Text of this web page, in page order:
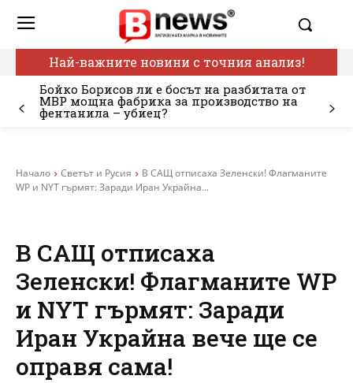
Най-важните новини с точния анализ!
Бойко Борисов ли е босът на разбитата от
МВР мощна фабрика за производство на
фентанила – убиец?
Начало Светът и Русия
В САЩ отписаха Зеленски! Флагманите
WP и NYT гърмят: Заради Иран Украйна...
В САЩ отписаха
Зеленски! Флагманите WP
и NYT гърмят: Заради
Иран Украйна вече ще се
оправя сама!